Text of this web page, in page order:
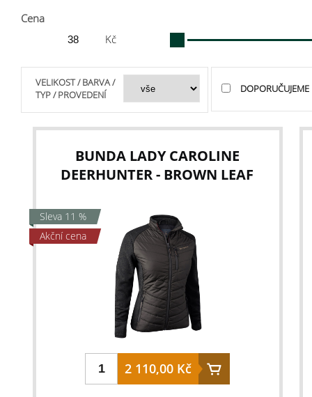
Cena
Kč
VELIKOST / BARVA /
TYP / PROVEDENÍ
DOPORUČUJEME
BUNDA LADY CAROLINE
DEERHUNTER - BROWN LEAF
Sleva 11 %
Akční cena
2 110,00 Kč